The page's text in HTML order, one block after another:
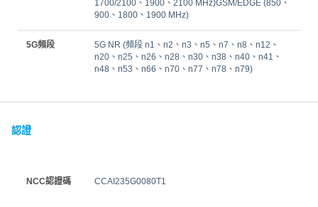
1700/2100、1900、2100 MHz)GSM/EDGE (850、
900、1800、1900 MHz)
5G頻段
5G NR (頻段 n1、n2、n3、n5、n7、n8、n12、
n20、n25、n26、n28、n30、n38、n40、n41、
n48、n53、n66、n70、n77、n78、n79)
認證
NCC認證碼 CCAI235G0080T1